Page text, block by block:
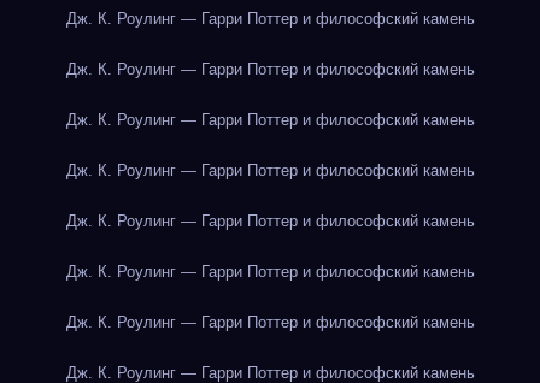
Дж. К. Роулинг — Гарри Поттер и философский камень
Дж. К. Роулинг — Гарри Поттер и философский камень
Дж. К. Роулинг — Гарри Поттер и философский камень
Дж. К. Роулинг — Гарри Поттер и философский камень
Дж. К. Роулинг — Гарри Поттер и философский камень
Дж. К. Роулинг — Гарри Поттер и философский камень
Дж. К. Роулинг — Гарри Поттер и философский камень
Дж. К. Роулинг — Гарри Поттер и философский камень